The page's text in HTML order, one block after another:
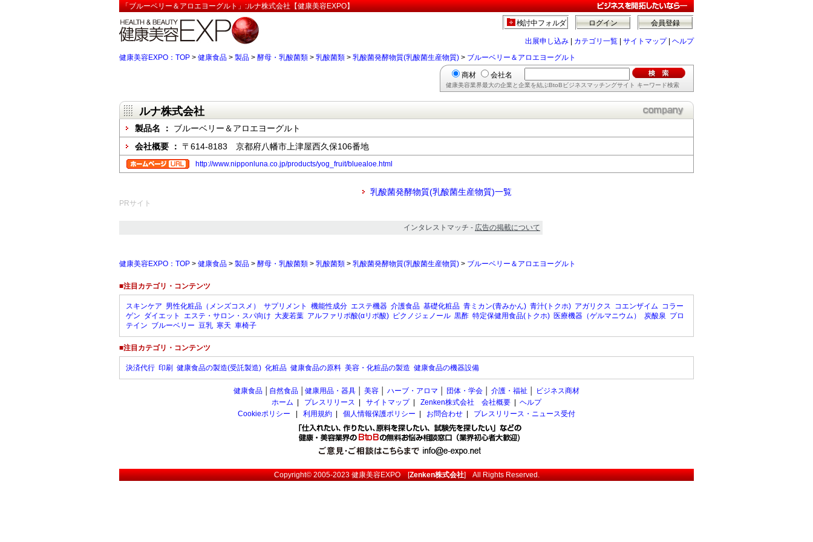
「ブルーベリー＆アロエヨーグルト」:ルナ株式会社【健康美容EXPO】
会員登録
ログイン
検討中フォルダ
出展申し込み カテゴリ一覧 サイトマップ| ヘルプ
健康美容EXPO：TOP > 健康食品 > 製品 > 酵母・乳酸菌類 > 乳酸菌類 > 乳酸菌発酵物質(乳酸菌生産物質) > ブルーベリー＆アロエヨーグルト
商材 会社名
健康美容業界最大の企業と企業を結ぶBtoBビジネスマッチングサイト キーワード検索
ルナ株式会社
製品名 ： ブルーベリー＆アロエヨーグルト
会社概要 ： 〒614-8183 京都府八幡市上津屋西久保106番地
http://www.nipponluna.co.jp/products/yog_fruit/bluealoe.html
乳酸菌発酵物質(乳酸菌生産物質)一覧
PRサイト
インタレストマッチ - 広告の掲載について
健康美容EXPO：TOP > 健康食品 > 製品 > 酵母・乳酸菌類 > 乳酸菌類 > 乳酸菌発酵物質(乳酸菌生産物質) > ブルーベリー＆アロエヨーグルト
■注目カテゴリ・コンテンツ
スキンケア 男性化粧品（メンズコスメ） サプリメント 機能性成分 エステ機器 介護食品 基礎化粧品 青ミカン(青みかん) 青汁(トクホ) アガリクス コエンザイム コラー
ゲン ダイエット エステ・サロン・スパ向け 大麦若葉 アルファリポ酸(αリポ酸) ピクノジェノール 黒酢 特定保健用食品(トクホ) 医療機器（ゲルマニウム） 炭酸泉 プロ
テイン ブルーベリー 豆乳 寒天 車椅子
■注目カテゴリ・コンテンツ
決済代行 印刷 健康食品の製造(受託製造) 化粧品 健康食品の原料 美容・化粧品の製造 健康食品の機器設備
健康食品 自然食品 健康用品・器具 美容 ハーブ・アロマ 団体・学会 介護・福祉
ビジネス商材
ホーム
プレスリリース サイトマップ| Zenken株式会社 会社概要
ヘルプ
Cookieポリシー
利用規約 個人情報保護ポリシー お問合わせ プレスリリース・ニュース受付
Copyright© 2005-2023健康美容EXPO[Zenken株式会社] All Rights Reserved.